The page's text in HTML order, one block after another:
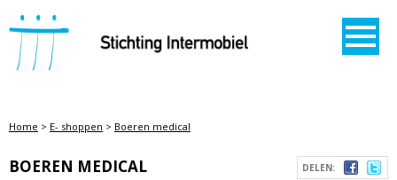
STICHTING INTERMOBIEL
Home > E- shoppen > Boeren medical
DELEN:
BOEREN MEDICAL